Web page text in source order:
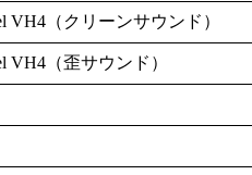
VH4（クリーンサウンド）
VH4（歪サウンド）